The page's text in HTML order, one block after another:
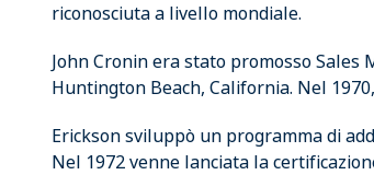
riconosciuta a livello mondiale.
John Cronin era stato promosso Sales
Huntington Beach, California. Nel
Erickson sviluppò un programma di
Nel 1972 venne lanciata la